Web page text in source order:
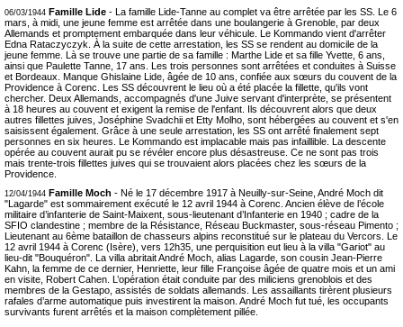
06/03/1944 Famille Lide - La famille Lide-Tanne au complet va être arrêtée par les SS. Le 6
mars, à midi, une jeune femme est arrêtée dans une boulangerie à Grenoble, par deux
Allemands et promptement embarquée dans leur véhicule. Le Kommando vient d'arrêter
Edna Rataczyczyk. À la suite de cette arrestation, les SS se rendent au domicile de la
jeune femme. Là se trouve une partie de sa famille : Marthe Lide et sa fille Yvette, 6 ans,
ainsi que Paulette Tanne, 17 ans. Les trois personnes sont arrêtées et conduites à Suisse
et Bordeaux. Manque Ghislaine Lide, âgée de 10 ans, confiée aux sœurs du couvent de la
Providence à Corenc. Les SS découvrent le lieu où a été placée la fillette, qu'ils vont
chercher. Deux Allemands, accompagnés d'une Juive servant d'interprète, se présentent
à 18 heures au couvent et exigent la remise de l'enfant. Ils découvrent alors que deux
autres fillettes juives, Joséphine Svadchii et Etty Molho, sont hébergées au couvent et s'en
saisissent également. Grâce à une seule arrestation, les SS ont arrêté finalement sept
personnes en six heures. Le Kommando est implacable mais pas infaillible. La descente
opérée au couvent aurait pu se révéler encore plus désastreuse. Ce ne sont pas trois
mais trente-trois fillettes juives qui se trouvaient alors placées chez les sœurs de la
Providence.
12/04/1944 Famille Moch - Né le 17 décembre 1917 à Neuilly-sur-Seine, André Moch dit
"Lagarde" est sommairement exécuté le 12 avril 1944 à Corenc. Ancien élève de l’école
militaire d’infanterie de Saint-Maixent, sous-lieutenant d’Infanterie en 1940 ; cadre de la
SFIO clandestine ; membre de la Résistance, Réseau Buckmaster, sous-réseau Pimento ;
Lieutenant au 6ème bataillon de chasseurs alpins reconstitué sur le plateau du Vercors. Le
12 avril 1944 à Corenc (Isère), vers 12h35, une perquisition eut lieu à la villa "Gariot" au
lieu-dit "Bouquéron". La villa abritait André Moch, alias Lagarde, son cousin Jean-Pierre
Kahn, la femme de ce dernier, Henriette, leur fille Françoise âgée de quatre mois et un ami
en visite, Robert Cahen. L’opération était conduite par des miliciens grenoblois et des
membres de la Gestapo, assistés de soldats allemands. Les assaillants tirèrent plusieurs
rafales d’arme automatique puis investirent la maison. André Moch fut tué, les occupants
survivants furent arrêtés et la maison complètement pillée.